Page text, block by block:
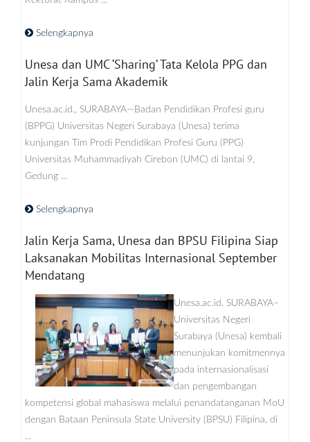
Selengkapnya
Unesa dan UMC ‘Sharing’ Tata Kelola PPG dan
Jalin Kerja Sama Akademik
Unesa.ac.id., SURABAYA—Badan Pendidikan Profesi guru
(BPPG) Universitas Negeri Surabaya (Unesa) terima
kunjungan Tim Prodi Pendidikan Profesi Guru (PPG)
Universitas Muhammadiyah Cirebon (UMC) di lantai 9,
Gedung ...
Selengkapnya
Jalin Kerja Sama, Unesa dan BPSU Filipina Siap
Laksanakan Mobilitas Internasional September
Mendatang
Unesa.ac.id. SURABAYA–
Universitas Negeri
Surabaya (Unesa) kembali
menunjukan komitmennya
pada internasionalisasi
dan pengembangan
kompetensi global mahasiswa melalui penandatanganan MoU
dengan Bataan Peninsula State University (BPSU) Filipina, di
...